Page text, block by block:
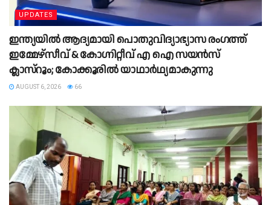
UPDATES
ഇന്ത്യയിൽ ആദ്യമായി പൊതുവിദ്യാഭ്യാസ രംഗത്ത്
ഇമ്മേഴ്സീവ് & കോഗ്നിറ്റീവ് എ ഐ സയൻസ്
ക്ലാസ്‌റൂം; കോക്കൂരിൽ യാഥാർഥ്യമാകുന്നു
AUGUST 6, 2026 66